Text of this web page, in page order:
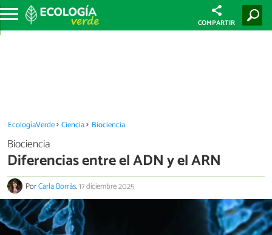
COMPARTIR
EcologíaVerde Ciencia Biociencia
Biociencia
Diferencias entre el ADN y el ARN
PorCarla Borràs.17 diciembre 2025